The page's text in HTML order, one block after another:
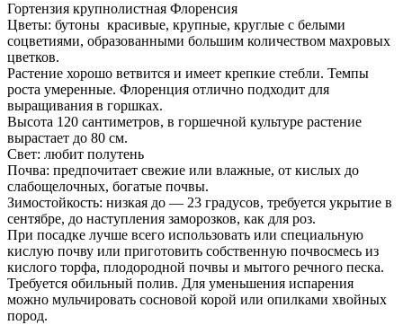
Гортензия крупнолистная Флоренсия
Цветы: бутоны красивые, крупные, круглые с белыми
соцветиями, образованными большим количеством махровых
цветков.
Растение хорошо ветвится и имеет крепкие стебли. Темпы
роста умеренные. Флоренция отлично подходит для
выращивания в горшках.
Высота 120 сантиметров, в горшечной культуре растение
вырастает до 80 см.
Свет: любит полутень
Почва: предпочитает свежие или влажные, от кислых до
слабощелочных, богатые почвы.
Зимостойкость: низкая до — 23 градусов, требуется укрытие в
сентябре, до наступления заморозков, как для роз.
При посадке лучше всего использовать или специальную
кислую почву или приготовить собственную почвосмесь из
кислого торфа, плодородной почвы и мытого речного песка.
Требуется обильный полив. Для уменьшения испарения
можно мульчировать сосновой корой или опилками хвойных
пород.